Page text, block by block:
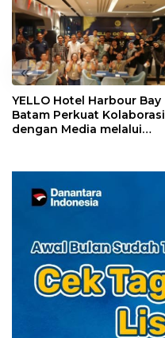
«
YELLO Hotel Harbour Bay
Batam Perkuat Kolaborasi
dengan Media melalui